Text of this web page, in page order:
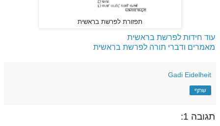
תפזורת לפרשת בראשית
עוד חידות לפרשת בראשית
מאמרים ודברי תורה לפרשת בראשית
Gadi Eidelheit
שתף
תגובה 1: